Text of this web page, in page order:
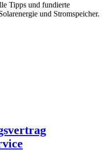
Tipps und fundierte
und Stromspeicher.